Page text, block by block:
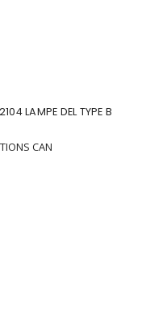
LAMPE DEL TYPE B
CAN